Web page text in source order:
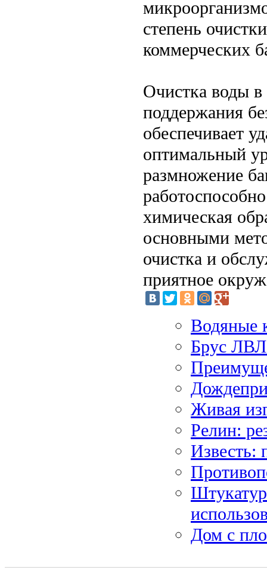
степень
коммерческих
Очистка воды в
поддержания
обеспечивает
оптимальный
размножение
химическая
основными
очистка и
приятное
Водяные
Брус
Живая
Релин:
Известь:
Дом с